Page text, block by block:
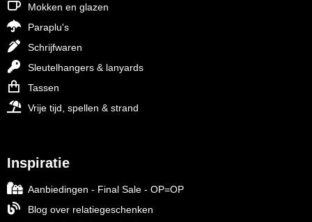
Mokken en glazen
Paraplu's
Schrijfwaren
Sleutelhangers & lanyards
Tassen
Vrije tijd, spellen & strand
Inspiratie
Aanbiedingen - Final Sale - OP=OP
Blog over relatiegeschenken